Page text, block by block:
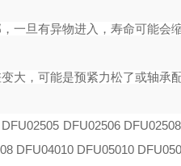
一旦有异物进入，寿命可能会
大，可能是预紧力松了或轴承
DFU02506 DFU02508
DFU04010 DFU05010